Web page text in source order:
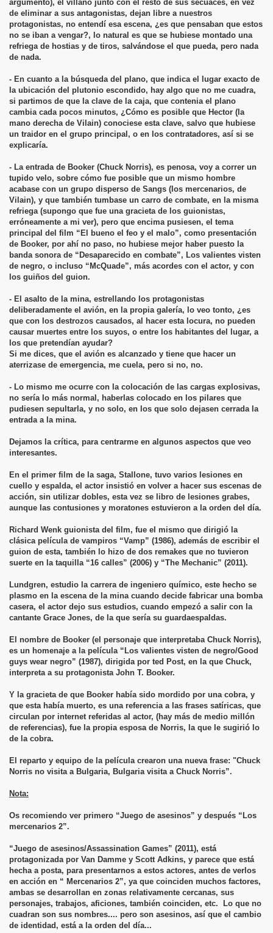
argumento), el villano junto con el resto de sus secuaces, en vez
de eliminar a sus antagonistas, dejan libre a nuestros
protagonistas, no entendí esa escena, ¿es que pensaban que estos
no se iban a vengar?, lo natural es que se hubiese montado una
refriega de hostias y de tiros, salvándose el que pueda, pero nada
de nada.
- En cuanto a la búsqueda del plano, que indica el lugar exacto de
la ubicación del plutonio escondido, hay algo que no me cuadra,
si partimos de que la clave de la caja, que contenia el plano
cambia cada pocos minutos, ¿Cómo es posible que Hector (la
mano derecha de Vilain) conociese esta clave, salvo que hubiese
un traidor en el grupo principal, o en los contratadores, así si se
explicaría.
- La entrada de Booker (Chuck Norris), es penosa, voy a correr un
tupido velo, sobre cómo fue posible que un mismo hombre
acabase con un grupo disperso de Sangs (los mercenarios, de
Vilain), y que también tumbase un carro de combate, en la misma
refriega (supongo que fue una gracieta de los guionistas,
erróneamente a mi ver), pero que encima pusiesen, el tema
principal del film “El bueno el feo y el malo”, como presentación
de Booker, por ahí no paso, no hubiese mejor haber puesto la
banda sonora de “Desaparecido en combate”, Los valientes visten
de negro, o incluso “McQuade”, más acordes con el actor, y con
los guiños del guion.
- El asalto de la mina, estrellando los protagonistas
deliberadamente el avión, en la propia galería, lo veo tonto, ¿es
que con los destrozos causados, al hacer esta locura, no pueden
causar muertes entre los suyos, o entre los habitantes del lugar, a
los que pretendían ayudar?
Si me dices, que el avión es alcanzado y tiene que hacer un
aterrizase de emergencia, me cuela, pero si no, no.
- Lo mismo me ocurre con la colocación de las cargas explosivas,
no sería lo más normal, haberlas colocado en los pilares que
pudiesen sepultarla, y no solo, en los que solo dejasen cerrada la
entrada a la mina.
Dejamos la crítica, para centrarme en algunos aspectos que veo
interesantes.
En el primer film de la saga, Stallone, tuvo varios lesiones en
cuello y espalda, el actor insistió en volver a hacer sus escenas de
acción, sin utilizar dobles, esta vez se libro de lesiones grabes,
aunque las contusiones y moratones estuvieron a la orden del día.
Richard Wenk guionista del film, fue el mismo que dirigió la
clásica película de vampiros “Vamp” (1986), además de escribir el
guion de esta, también lo hizo de dos remakes que no tuvieron
suerte en la taquilla “16 calles” (2006) y “The Mechanic” (2011).
Lundgren, estudio la carrera de ingeniero químico, este hecho se
plasmo en la escena de la mina cuando decide fabricar una bomba
casera, el actor dejo sus estudios, cuando empezó a salir con la
cantante Grace Jones, de la que sería su guardaespaldas.
El nombre de Booker (el personaje que interpretaba Chuck Norris),
es un homenaje a la película “Los valientes visten de negro/Good
guys wear negro” (1987), dirigida por ted Post, en la que Chuck,
interpreta a su protagonista John T. Booker.
Y la gracieta de que Booker había sido mordido por una cobra, y
que esta había muerto, es una referencia a las frases satíricas, que
circulan por internet referidas al actor, (hay más de medio millón
de referencias), fue la propia esposa de Norris, la que le sugirió lo
de la cobra.
El reparto y equipo de la película crearon una nueva frase: "Chuck
Norris no visita a Bulgaria, Bulgaria visita a Chuck Norris”.
Nota:
Os recomiendo ver primero “Juego de asesinos” y después “Los
mercenarios 2”.
“Juego de asesinos/Assassination Games” (2011), está
protagonizada por Van Damme y Scott Adkins, y parece que está
hecha a posta, para presentarnos a estos actores, antes de verlos
en acción en “ Mercenarios 2”, ya que coinciden muchos factores,
ambas se desarrollan en zonas relativamente cercanas, sus
personajes, trabajos, aficiones, también coinciden, etc. Lo que no
cuadran son sus nombres.... pero son asesinos, así que el cambio
de identidad, está a la orden del día...